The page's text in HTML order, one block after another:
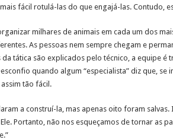
fácil rotulá-las do que engajá-las. Contudo,
milhares de animais em cada um dos
As pessoas nem sempre chegam e
tática são explicados pelo técnico, a equipe é
quando algum “especialista” diz que,
tão fácil.
a construí-la, mas apenas oito foram
Portanto, não nos esqueçamos de tornar as